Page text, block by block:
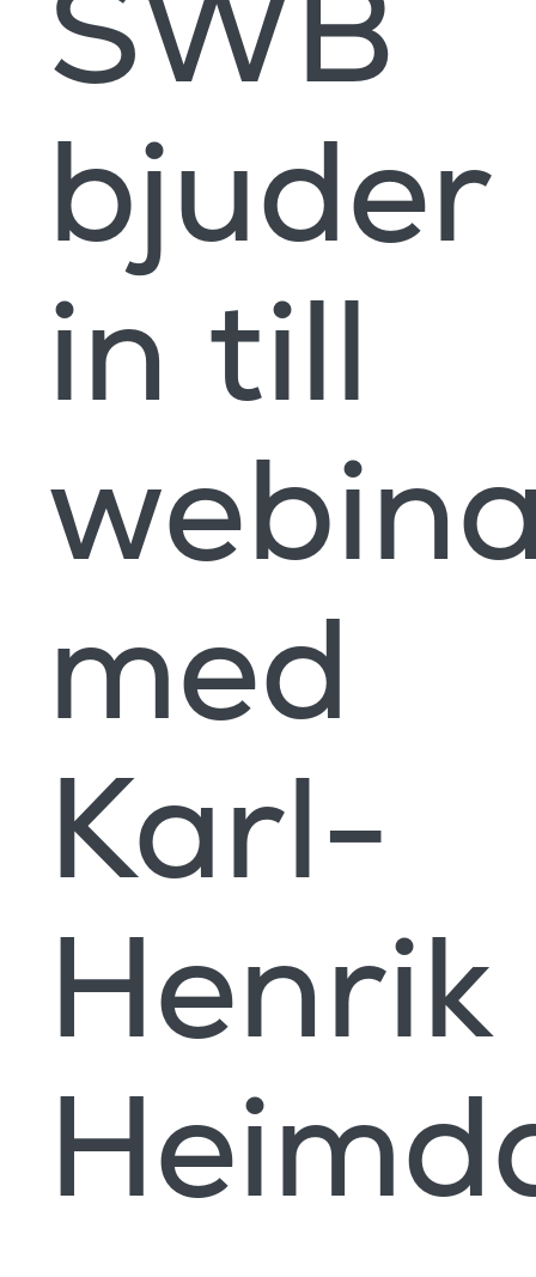
bjuder
in till
med
Karl-
Henrik